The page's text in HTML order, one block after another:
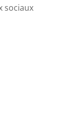
sociaux